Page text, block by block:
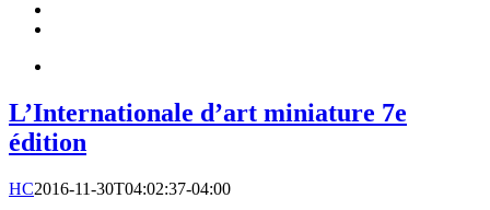
L’Internationale d’art miniature 7e
édition
HC2016-11-30T04:02:37-04:00